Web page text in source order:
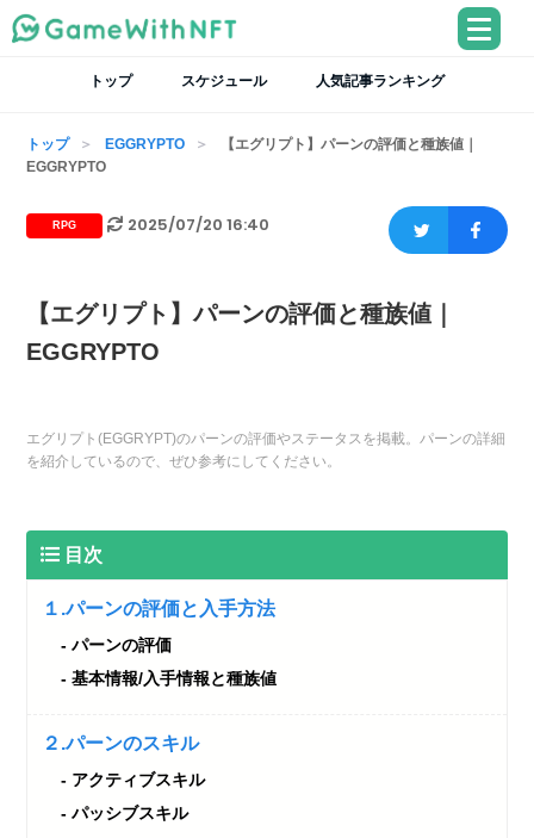
トップ スケジュール 人気記事ランキング
トップ EGGRYPTO
【エグリプト】パーンの評価と種族値｜
EGGRYPTO
RPG 2025/07/20 16:40
【エグリプト】パーンの評価と種族値｜
EGGRYPTO
エグリプト(EGGRYPT)のパーンの評価やステータスを掲載。パーンの詳細
を紹介しているので、ぜひ参考にしてください。
目次
１.パーンの評価と入手方法
パーンの評価
基本情報/入手情報と種族値
２.パーンのスキル
アクティブスキル
パッシブスキル